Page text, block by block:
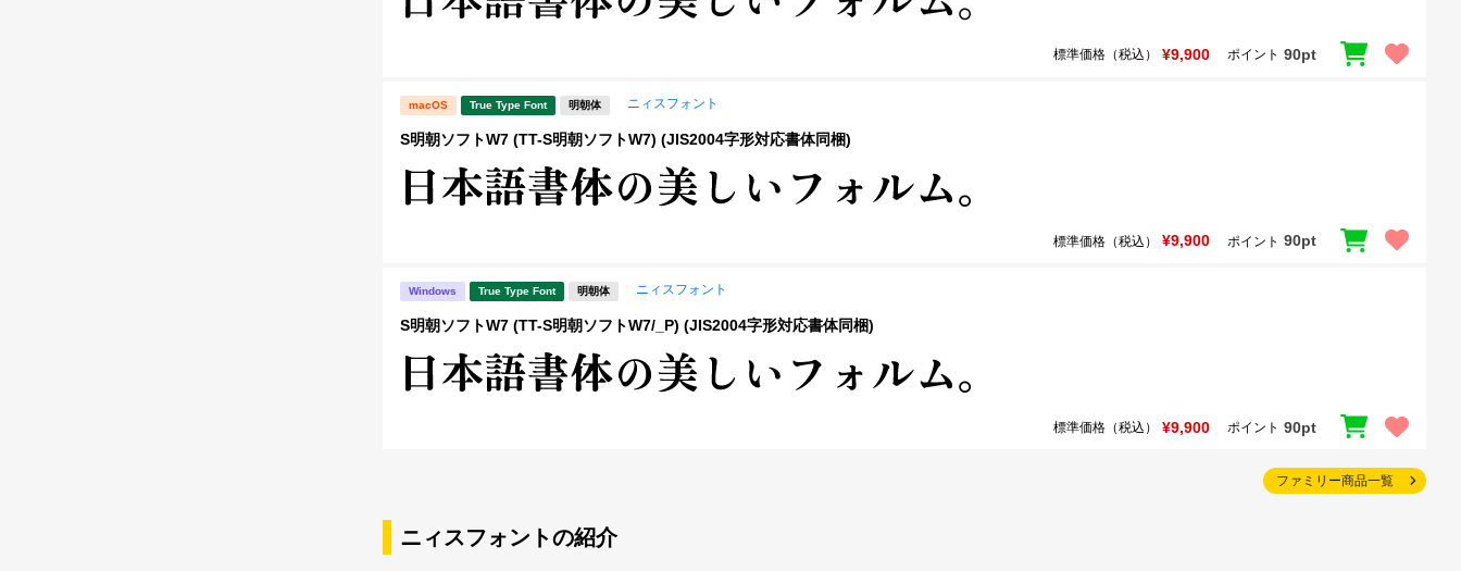
標準価格（税込） ¥9,900 ポイント 90pt
macOS True Type Font 明朝体 ニィスフォント
S明朝ソフトW7 (TT-S明朝ソフトW7) (JIS2004字形対応書体同梱)
標準価格（税込） ¥9,900 ポイント 90pt
Windows True Type Font 明朝体 ニィスフォント
S明朝ソフトW7 (TT-S明朝ソフトW7/_P) (JIS2004字形対応書体同梱)
標準価格（税込） ¥9,900 ポイント 90pt
ファミリー商品一覧
ニィスフォントの紹介